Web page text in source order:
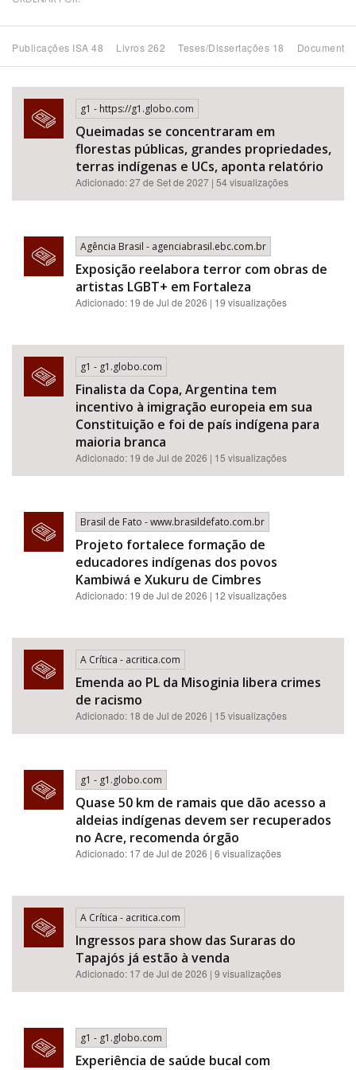
Subtema
Área de Levantamento
Área Protegida
BUSCAR
Publicações ISA 48 Livros 262 Teses/Dissertações 18
g1 - https://g1.globo.com
Queimadas se concentraram em
florestas públicas, grandes propriedades,
terras indígenas e UCs, aponta relatório
Adicionado: 27 de Set de 2027 | 54 visualizações
Agência Brasil - agenciabrasil.ebc.com.br
Exposição reelabora terror com obras de
artistas LGBT+ em Fortaleza
Adicionado: 19 de Jul de 2026 | 19 visualizações
g1 - g1.globo.com
Finalista da Copa, Argentina tem
incentivo à imigração europeia em sua
Constituição e foi de país indígena para
maioria branca
Adicionado: 19 de Jul de 2026 | 15 visualizações
Brasil de Fato - www.brasildefato.com.br
Projeto fortalece formação de
educadores indígenas dos povos
Kambiwá e Xukuru de Cimbres
Adicionado: 19 de Jul de 2026 | 12 visualizações
A Crítica - acritica.com
Emenda ao PL da Misoginia libera crimes
de racismo​​​​​​​​​​​​​​​​​​​​​​​​​​​​​​​​​​​​​​​​​​
Adicionado: 18 de Jul de 2026 | 15 visualizações
g1 - g1.globo.com
Quase 50 km de ramais que dão acesso a
aldeias indígenas devem ser recuperados
no Acre, recomenda órgão
Adicionado: 17 de Jul de 2026 | 6 visualizações
A Crítica - acritica.com
Ingressos para show das Suraras do
Tapajós já estão à venda
Adicionado: 17 de Jul de 2026 | 9 visualizações
g1 - g1.globo.com
Experiência de saúde bucal com